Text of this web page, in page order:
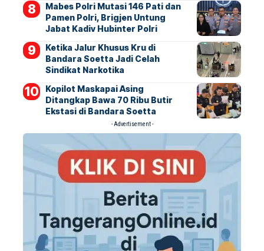
Mabes Polri Mutasi 146 Pati dan
Pamen Polri, Brigjen Untung
Jabat Kadiv Hubinter Polri
Ketika Jalur Khusus Kru di
Bandara Soetta Jadi Celah
Sindikat Narkotika
Kopilot Maskapai Asing
Ditangkap Bawa 70 Ribu Butir
Ekstasi di Bandara Soetta
- Advertisement -